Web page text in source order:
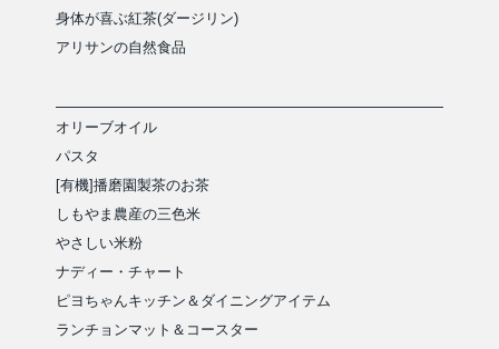
身体が喜ぶ紅茶(ダージリン)
アリサンの自然食品
オリーブオイル
パスタ
[有機]播磨園製茶のお茶
しもやま農産の三色米
やさしい米粉
ナディー・チャート
ピヨちゃんキッチン＆ダイニングアイテム
ランチョンマット＆コースター